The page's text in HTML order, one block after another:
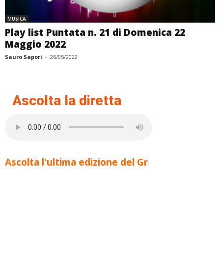
MUSICA
Play list Puntata n. 21 di Domenica 22
Maggio 2022
Sauro Sapori - 26/05/2022
Ascolta la diretta
Ascolta l'ultima edizione del Gr